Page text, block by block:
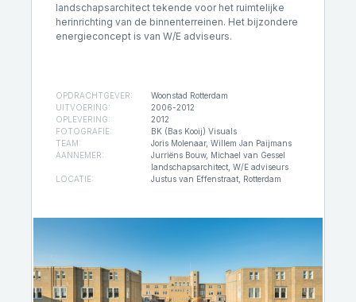
landschapsarchitect tekende voor het ruimtelijke
herinrichting van de binnenterreinen. Het bijzondere
energieconcept is van W/E adviseurs.
OPDRACHTGEVER:
Woonstad Rotterdam
UITVOERING:
2006-2012
OPLEVERING:
2012
FOTOGRAFIE:
BK (Bas Kooij) Visuals
TEAM:
Joris Molenaar, Willem Jan Paijmans
AANNEMER:
Jurriëns Bouw, Michael van Gessel
landschapsarchitect, W/E adviseurs
LOCATIE:
Justus van Effenstraat, Rotterdam